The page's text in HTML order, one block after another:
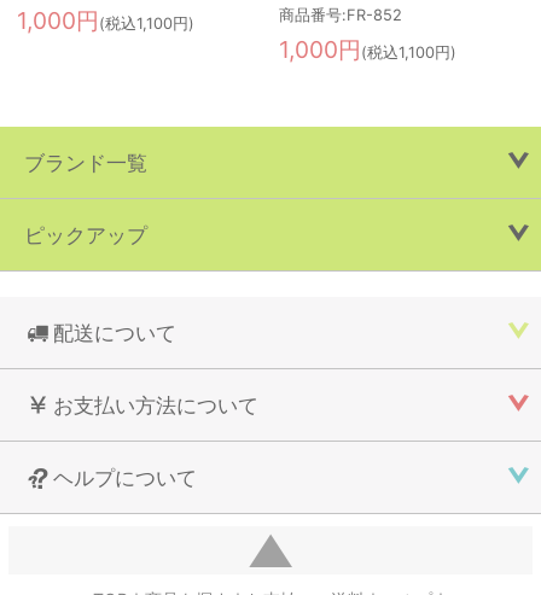
1,000円 (税込1,100円) 商品番号:FR-852
1,000円 (税込1,100円)
ブランド一覧
ピックアップ
配送について
お支払い方法について
ヘルプについて